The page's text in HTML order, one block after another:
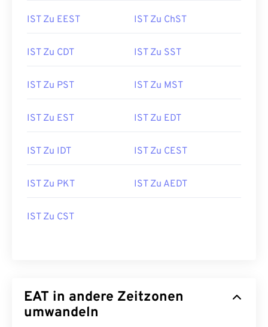
IST Zu EEST IST Zu ChST
IST Zu CDT IST Zu SST
IST Zu PST IST Zu MST
IST Zu EST IST Zu EDT
IST Zu IDT IST Zu CEST
IST Zu PKT IST Zu AEDT
IST Zu CST
EAT in andere Zeitzonen
umwandeln